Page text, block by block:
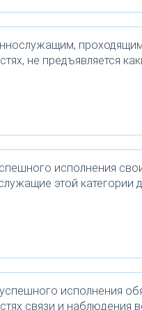
не предъявляется
исполнения
этой категории
исполнения
связи и наблюдения